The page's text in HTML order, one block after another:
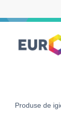
Produse de